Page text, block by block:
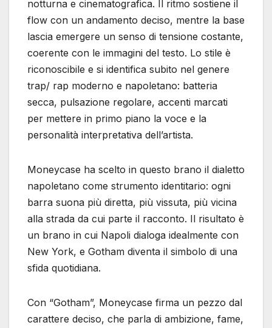
notturna e cinematografica. Il ritmo sostiene il
flow con un andamento deciso, mentre la base
lascia emergere un senso di tensione costante,
coerente con le immagini del testo. Lo stile è
riconoscibile e si identifica subito nel genere
trap/ rap moderno e napoletano: batteria
secca, pulsazione regolare, accenti marcati
per mettere in primo piano la voce e la
personalità interpretativa dell’artista.
Moneycase ha scelto in questo brano il dialetto
napoletano come strumento identitario: ogni
barra suona più diretta, più vissuta, più vicina
alla strada da cui parte il racconto. Il risultato è
un brano in cui Napoli dialoga idealmente con
New York, e Gotham diventa il simbolo di una
sfida quotidiana.
Con “Gotham”, Moneycase firma un pezzo dal
carattere deciso, che parla di ambizione, fame,